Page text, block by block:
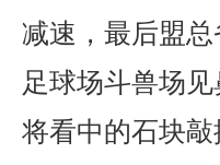
减速，最后盟
足球场斗兽场
将看中的石块